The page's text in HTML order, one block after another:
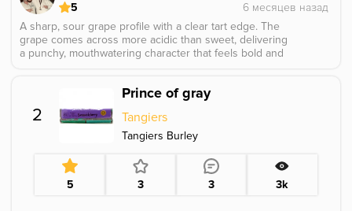
5
A sharp, sour grape profile with a clear tart edge. The
grape comes across more acidic than sweet, delivering
a punchy, mouthwatering character that feels bold and
2
Prince of gray
Tangiers
Tangiers Burley
5 3 3 3k